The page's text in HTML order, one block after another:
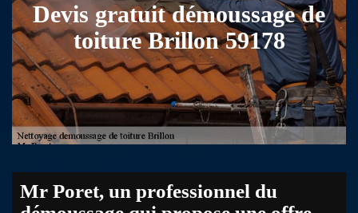
Devis gratuit démoussage de
toiture Brillon 59178
Mr Poret, un professionnel du